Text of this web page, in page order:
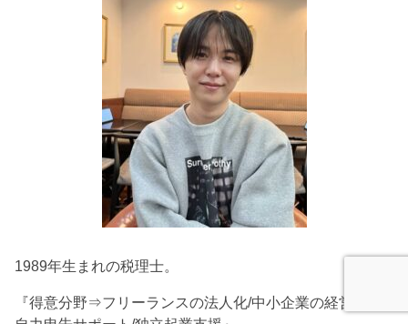
1989年生まれの税理士。
『得意分野⇒フリーランスの法人化/中小企業の経営分析/